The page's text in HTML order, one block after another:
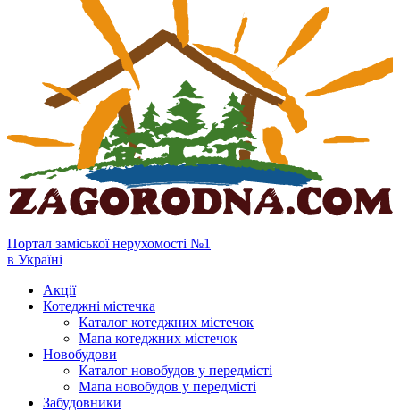
Портал заміської нерухомості №1
в Україні
Акції
Котеджні містечка
Каталог котеджних містечок
Мапа котеджних містечок
Новобудови
Каталог новобудов у передмісті
Мапа новобудов у передмісті
Забудовники